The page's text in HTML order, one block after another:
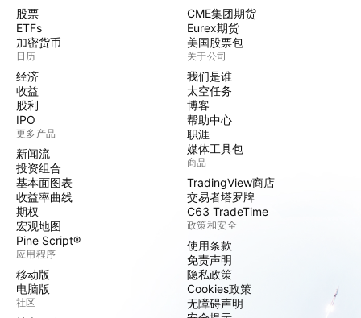
股票
ETFs
加密货币
日历
经济
收益
股利
IPO
更多产品
新闻流
投资组合
基本面图表
收益率曲线
期权
宏观地图
Pine Script®
应用程序
移动版
电脑版
社区
CME集团期货
Eurex期货
美国股票包
关于公司
我们是谁
太空任务
博客
帮助中心
职涯
媒体工具包
商品
TradingView商店
交易者塔罗牌
C63 TradeTime
政策和安全
使用条款
免责声明
隐私政策
Cookies政策
无障碍声明